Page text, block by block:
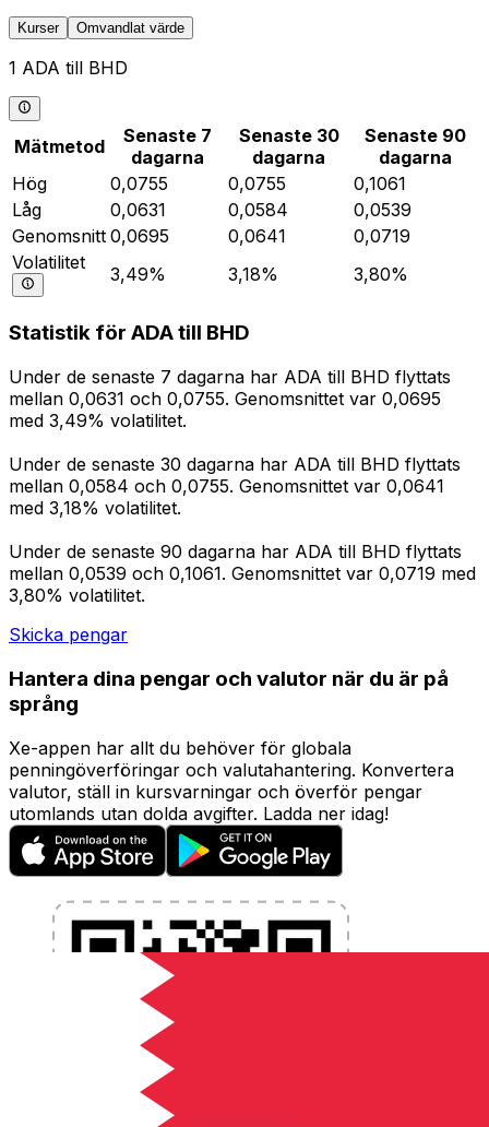
Kurser Omvandlat värde
1 ADA till BHD
Mätmetod
Senaste 7
dagarna
Senaste 30
dagarna
Senaste 90
dagarna
Hög
0,0755 0,0755
0,1061
Låg
0,0631 0,0584
0,0539
Genomsnitt 0,0695 0,0641
0,0719
Volatilitet
3,49% 3,18% 3,80%
Statistik för ADA till BHD
Under de senaste 7 dagarna har ADA till BHD flyttats
mellan 0,0631 och 0,0755. Genomsnittet var 0,0695
med 3,49% volatilitet.
Under de senaste 30 dagarna har ADA till BHD flyttats
mellan 0,0584 och 0,0755. Genomsnittet var 0,0641
med 3,18% volatilitet.
Under de senaste 90 dagarna har ADA till BHD flyttats
mellan 0,0539 och 0,1061. Genomsnittet var 0,0719 med
3,80% volatilitet.
Skicka pengar
Hantera dina pengar och valutor när du är på
språng
Xe-appen har allt du behöver för globala
penningöverföringar och valutahantering. Konvertera
valutor, ställ in kursvarningar och överför pengar
utomlands utan dolda avgifter. Ladda ner idag!